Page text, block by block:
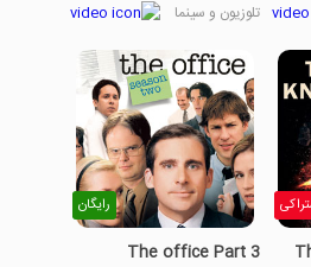
تلوزیون و سینما
رایگان
The office Part 3